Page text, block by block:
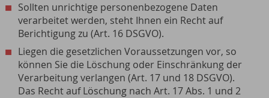
Sollten unrichtige personenbezogene Daten
verarbeitet werden, steht Ihnen ein Recht auf
Berichtigung zu (Art. 16 DSGVO).
Liegen die gesetzlichen Voraussetzungen vor, so
können Sie die Löschung oder Einschränkung der
Verarbeitung verlangen (Art. 17 und 18 DSGVO).
Das Recht auf Löschung nach Art. 17 Abs. 1 und 2